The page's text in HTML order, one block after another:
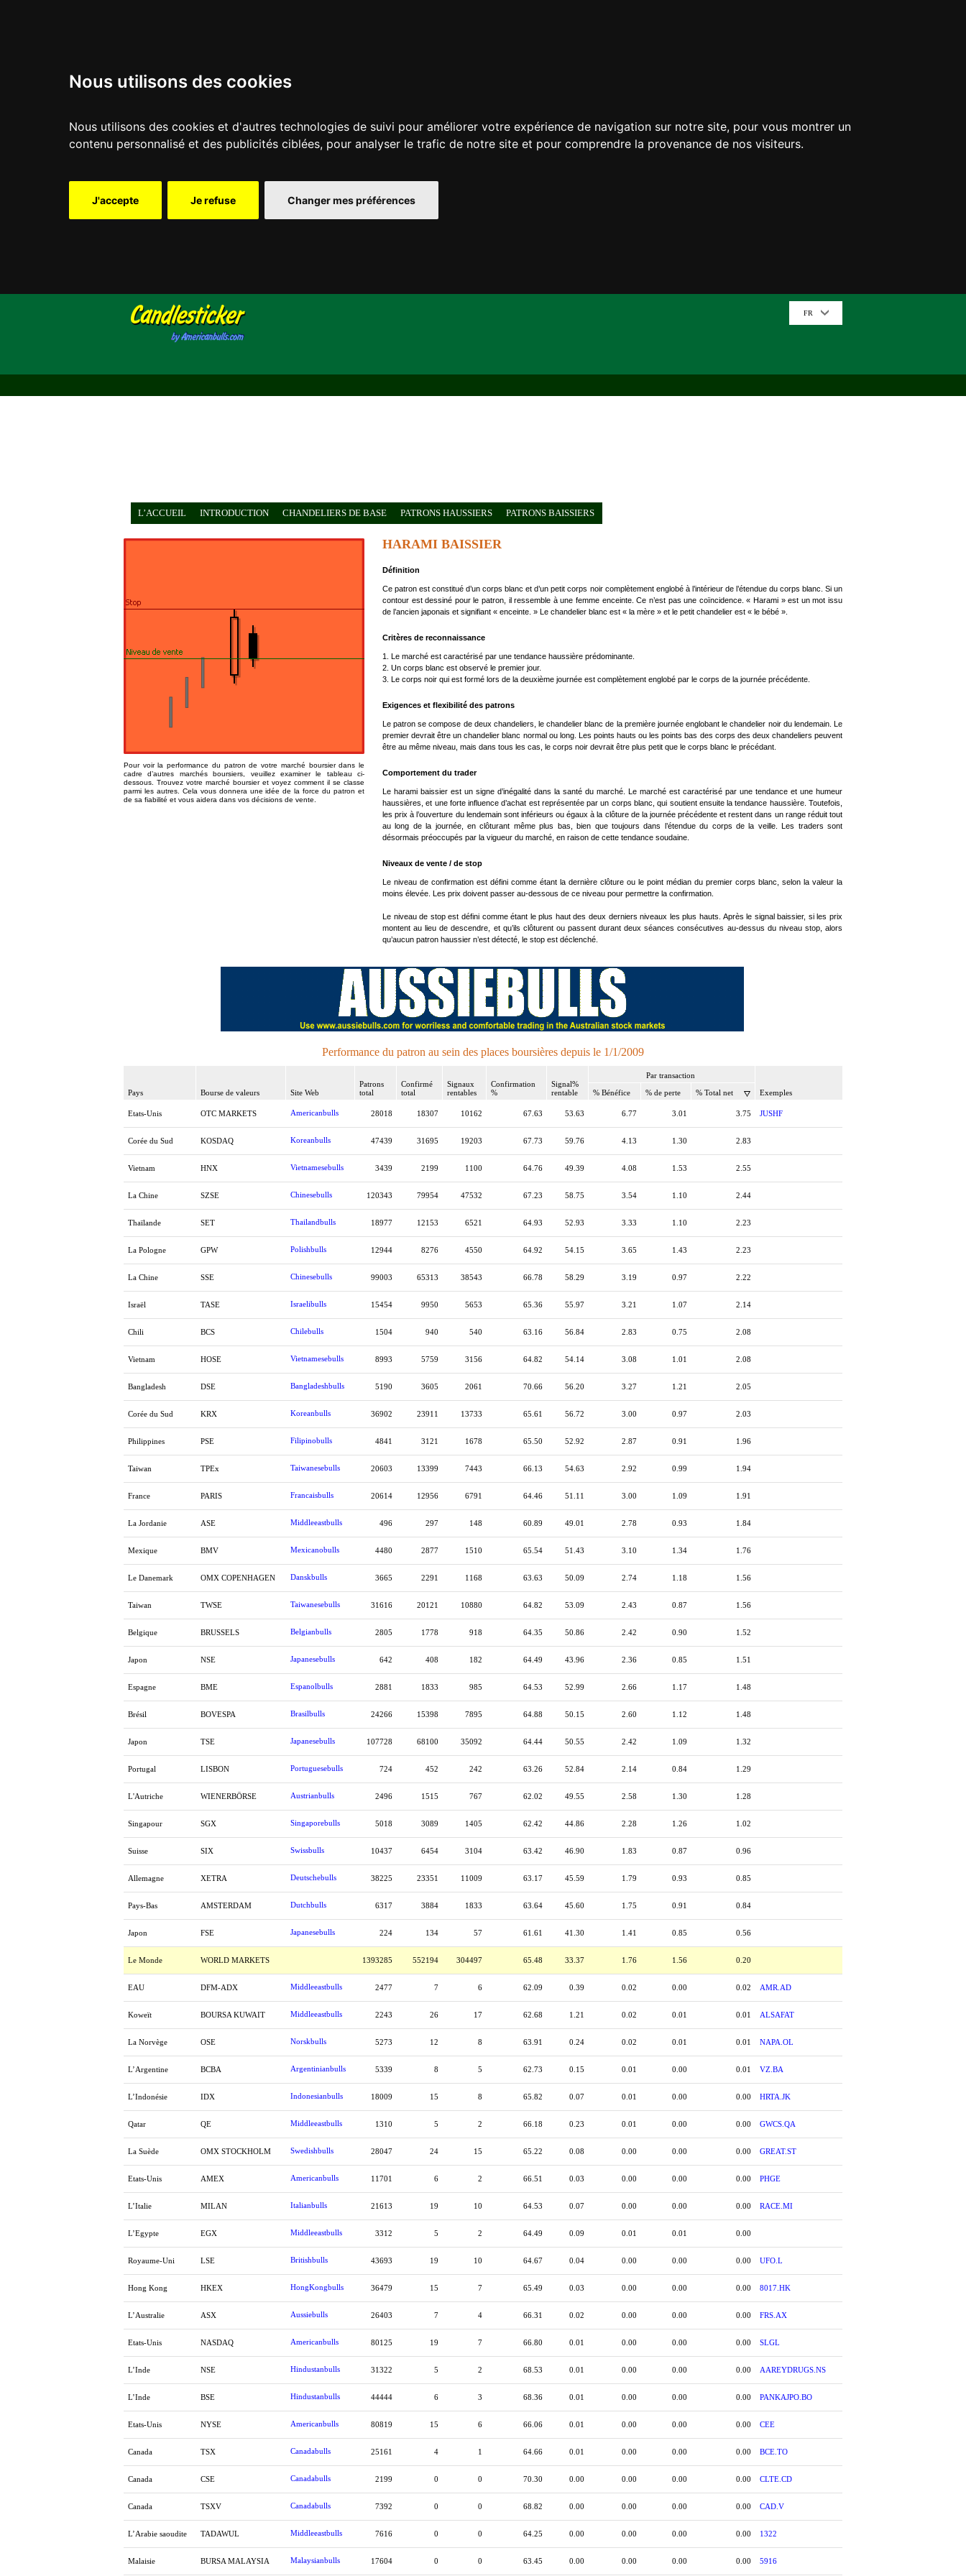
Nous utilisons des cookies
Nous utilisons des cookies et d'autres technologies de suivi pour améliorer votre expérience de navigation sur notre site, pour vous montrer un
contenu personnalisé et des publicités ciblées, pour analyser le trafic de notre site et pour comprendre la provenance de nos visiteurs.
J'accepte Je refuse Changer mes préférences
FR
L’ACCUEIL INTRODUCTION CHANDELIERS DE BASE PATRONS HAUSSIERS PATRONS BAISSIERS
Pour voir la performance du patron de votre marché boursier dans le
cadre d’autres marchés boursiers, veuillez examiner le tableau ci-
dessous. Trouvez votre marché boursier et voyez comment il se classe
parmi les autres. Cela vous donnera une idée de la force du patron et
de sa fiabilité et vous aidera dans vos décisions de vente.
HARAMI BAISSIER
Définition
Ce patron est constitué d’un corps blanc et d’un petit corps noir complètement englobé à l’intérieur de l’étendue du corps blanc. Si un
contour est dessiné pour le patron, il ressemble à une femme enceinte. Ce n’est pas une coïncidence. « Harami » est un mot issu
de l’ancien japonais et signifiant « enceinte. » Le chandelier blanc est « la mère » et le petit chandelier est « le bébé ».
Critères de reconnaissance
1. Le marché est caractérisé par une tendance haussière prédominante.
2. Un corps blanc est observé le premier jour.
3. Le corps noir qui est formé lors de la deuxième journée est complètement englobé par le corps de la journée précédente.
Exigences et flexibilité des patrons
Le patron se compose de deux chandeliers, le chandelier blanc de la première journée englobant le chandelier noir du lendemain. Le
premier devrait être un chandelier blanc normal ou long. Les points hauts ou les points bas des corps des deux chandeliers peuvent
être au même niveau, mais dans tous les cas, le corps noir devrait être plus petit que le corps blanc le précédant.
Comportement du trader
Le harami baissier est un signe d’inégalité dans la santé du marché. Le marché est caractérisé par une tendance et une humeur
haussières, et une forte influence d’achat est représentée par un corps blanc, qui soutient ensuite la tendance haussière. Toutefois,
les prix à l’ouverture du lendemain sont inférieurs ou égaux à la clôture de la journée précédente et restent dans un range réduit tout
au long de la journée, en clôturant même plus bas, bien que toujours dans l’étendue du corps de la veille. Les traders sont
désormais préoccupés par la vigueur du marché, en raison de cette tendance soudaine.
Niveaux de vente / de stop
Le niveau de confirmation est défini comme étant la dernière clôture ou le point médian du premier corps blanc, selon la valeur la
moins élevée. Les prix doivent passer au-dessous de ce niveau pour permettre la confirmation.
Le niveau de stop est défini comme étant le plus haut des deux derniers niveaux les plus hauts. Après le signal baissier, si les prix
montent au lieu de descendre, et qu’ils clôturent ou passent durant deux séances consécutives au-dessus du niveau stop, alors
qu’aucun patron haussier n’est détecté, le stop est déclenché.
Performance du patron au sein des places boursières depuis le 1/1/2009
Pays Bourse de valeurs Site Web
Patrons
total
Confirmé
total
Signaux
rentables
Confirmation
%
Signal%
rentable
Par transaction
Exemples
% Bénéfice % de perte % Total net
Etats-Unis OTC MARKETS Americanbulls 28018 18307 10162 67.63 53.63 6.77 3.01 3.75 JUSHF
Corée du Sud KOSDAQ Koreanbulls 47439 31695 19203 67.73 59.76 4.13 1.30 2.83
Vietnam HNX Vietnamesebulls 3439 2199 1100 64.76 49.39 4.08 1.53 2.55
La Chine SZSE Chinesebulls 120343 79954 47532 67.23 58.75 3.54 1.10 2.44
Thaïlande SET Thailandbulls 18977 12153 6521 64.93 52.93 3.33 1.10 2.23
La Pologne GPW Polishbulls 12944 8276 4550 64.92 54.15 3.65 1.43 2.23
La Chine SSE Chinesebulls 99003 65313 38543 66.78 58.29 3.19 0.97 2.22
Israël TASE Israelibulls 15454 9950 5653 65.36 55.97 3.21 1.07 2.14
Chili BCS Chilebulls 1504 940 540 63.16 56.84 2.83 0.75 2.08
Vietnam HOSE Vietnamesebulls 8993 5759 3156 64.82 54.14 3.08 1.01 2.08
Bangladesh DSE Bangladeshbulls 5190 3605 2061 70.66 56.20 3.27 1.21 2.05
Corée du Sud KRX Koreanbulls 36902 23911 13733 65.61 56.72 3.00 0.97 2.03
Philippines PSE Filipinobulls 4841 3121 1678 65.50 52.92 2.87 0.91 1.96
Taiwan TPEx Taiwanesebulls 20603 13399 7443 66.13 54.63 2.92 0.99 1.94
France PARIS Francaisbulls 20614 12956 6791 64.46 51.11 3.00 1.09 1.91
La Jordanie ASE Middleeastbulls 496 297 148 60.89 49.01 2.78 0.93 1.84
Mexique BMV Mexicanobulls 4480 2877 1510 65.54 51.43 3.10 1.34 1.76
Le Danemark OMX COPENHAGEN Danskbulls 3665 2291 1168 63.63 50.09 2.74 1.18 1.56
Taiwan TWSE Taiwanesebulls 31616 20121 10880 64.82 53.09 2.43 0.87 1.56
Belgique BRUSSELS Belgianbulls 2805 1778 918 64.35 50.86 2.42 0.90 1.52
Japon NSE Japanesebulls 642 408 182 64.49 43.96 2.36 0.85 1.51
Espagne BME Espanolbulls 2881 1833 985 64.53 52.99 2.66 1.17 1.48
Brésil BOVESPA Brasilbulls 24266 15398 7895 64.88 50.15 2.60 1.12 1.48
Japon TSE Japanesebulls 107728 68100 35092 64.44 50.55 2.42 1.09 1.32
Portugal LISBON Portuguesebulls 724 452 242 63.26 52.84 2.14 0.84 1.29
L'Autriche WIENERBÖRSE Austrianbulls 2496 1515 767 62.02 49.55 2.58 1.30 1.28
Singapour SGX Singaporebulls 5018 3089 1405 62.42 44.86 2.28 1.26 1.02
Suisse SIX Swissbulls 10437 6454 3104 63.42 46.90 1.83 0.87 0.96
Allemagne XETRA Deutschebulls 38225 23351 11009 63.17 45.59 1.79 0.93 0.85
Pays-Bas AMSTERDAM Dutchbulls 6317 3884 1833 63.64 45.60 1.75 0.91 0.84
Japon FSE Japanesebulls 224 134 57 61.61 41.30 1.41 0.85 0.56
Le Monde WORLD MARKETS 1393285 552194 304497 65.48 33.37 1.76 1.56 0.20
EAU DFM-ADX Middleeastbulls 2477 7 6 62.09 0.39 0.02 0.00 0.02 AMR.AD
Koweït BOURSA KUWAIT Middleeastbulls 2243 26 17 62.68 1.21 0.02 0.01 0.01 ALSAFAT
La Norvège OSE Norskbulls 5273 12 8 63.91 0.24 0.02 0.01 0.01 NAPA.OL
L’Argentine BCBA Argentinianbulls 5339 8 5 62.73 0.15 0.01 0.00 0.01 VZ.BA
L’Indonésie IDX Indonesianbulls 18009 15 8 65.82 0.07 0.01 0.00 0.00 HRTA.JK
Qatar QE Middleeastbulls 1310 5 2 66.18 0.23 0.01 0.00 0.00 GWCS.QA
La Suède OMX STOCKHOLM Swedishbulls 28047 24 15 65.22 0.08 0.00 0.00 0.00 GREAT.ST
Etats-Unis AMEX Americanbulls 11701 6 2 66.51 0.03 0.00 0.00 0.00 PHGE
L’Italie MILAN Italianbulls 21613 19 10 64.53 0.07 0.00 0.00 0.00 RACE.MI
L’Egypte EGX Middleeastbulls 3312 5 2 64.49 0.09 0.01 0.01 0.00
Royaume-Uni LSE Britishbulls 43693 19 10 64.67 0.04 0.00 0.00 0.00 UFO.L
Hong Kong HKEX HongKongbulls 36479 15 7 65.49 0.03 0.00 0.00 0.00 8017.HK
L’Australie ASX Aussiebulls 26403 7 4 66.31 0.02 0.00 0.00 0.00 FRS.AX
Etats-Unis NASDAQ Americanbulls 80125 19 7 66.80 0.01 0.00 0.00 0.00 SLGL
L’Inde NSE Hindustanbulls 31322 5 2 68.53 0.01 0.00 0.00 0.00 AAREYDRUGS.NS
L’Inde BSE Hindustanbulls 44444 6 3 68.36 0.01 0.00 0.00 0.00 PANKAJPO.BO
Etats-Unis NYSE Americanbulls 80819 15 6 66.06 0.01 0.00 0.00 0.00 CEE
Canada TSX Canadabulls 25161 4 1 64.66 0.01 0.00 0.00 0.00 BCE.TO
Canada CSE Canadabulls 2199 0 0 70.30 0.00 0.00 0.00 0.00 CLTE.CD
Canada TSXV Canadabulls 7392 0 0 68.82 0.00 0.00 0.00 0.00 CAD.V
L’Arabie saoudite TADAWUL Middleeastbulls 7616 0 0 64.25 0.00 0.00 0.00 0.00 1322
Malaisie BURSA MALAYSIA Malaysianbulls 17604 0 0 63.45 0.00 0.00 0.00 0.00 5916